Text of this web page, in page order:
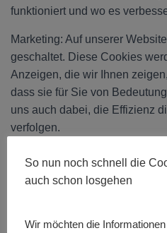
funktioniert und wo es
Marketing: Auf unserer
geschaltet. Diese Cookies
Anzeigen, die wir Ihnen
dass sie für Sie von
uns auch dabei, die Effizienz
verfolgen.
können auch von
Ihnen Anzeigen auf anderen
Funktional: Dies sind die
So nun noch schnell die
auch schon losgehen
Wir möchten die